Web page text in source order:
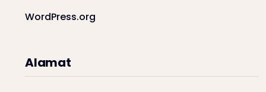
WordPress.org
Alamat